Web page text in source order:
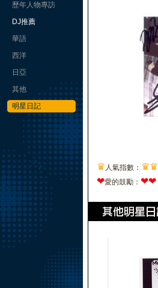
歷年人物專訪
DJ推薦
華語
西洋
日亞
其他
明星日記
♛ 人氣指數： ♛♛
❤愛的鼓勵： ❤❤